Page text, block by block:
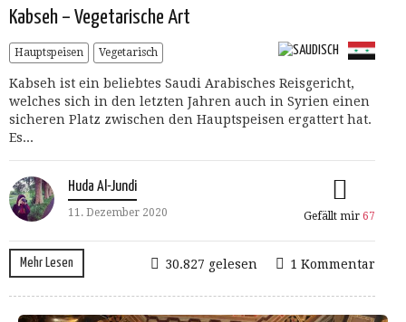
Kabseh – Vegetarische Art
Hauptspeisen Vegetarisch
Kabseh ist ein beliebtes Saudi Arabisches Reisgericht,
welches sich in den letzten Jahren auch in Syrien einen
sicheren Platz zwischen den Hauptspeisen ergattert hat.
Es...
Huda Al-Jundi
11. Dezember 2020 Gefällt mir 67
Mehr Lesen 1 Kommentar
30.827 gelesen